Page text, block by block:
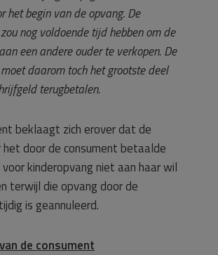
het begin van de opvang. De
nog voldoende tijd hebben om de
een andere ouder te verkopen. De
daarom toch het grootste deel
terugbetalen.
beklaagt zich erover dat de
het door de consument betaalde
kinderopvang niet aan haar wil
terwijl die opvang door de
is geannuleerd.
de consument